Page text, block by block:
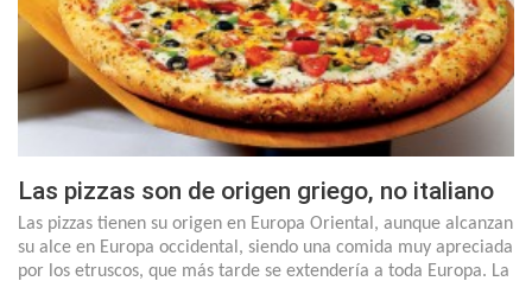
Las pizzas son de origen griego, no italiano
Las pizzas tienen su origen en Europa Oriental, aunque alcanzan
su alce en Europa occidental, siendo una comida muy apreciada
por los etruscos, que más tarde se extendería a toda Europa. La